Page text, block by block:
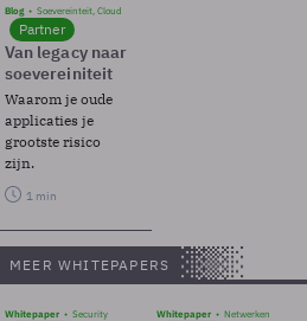
Blog Soevereinteit, Cloud
Partner
Van legacy naar
soevereiniteit
Waarom je oude
applicaties je
grootste risico
zijn.
1 min
MEER WHITEPAPERS
Whitepaper Security Whitepaper Netwerken